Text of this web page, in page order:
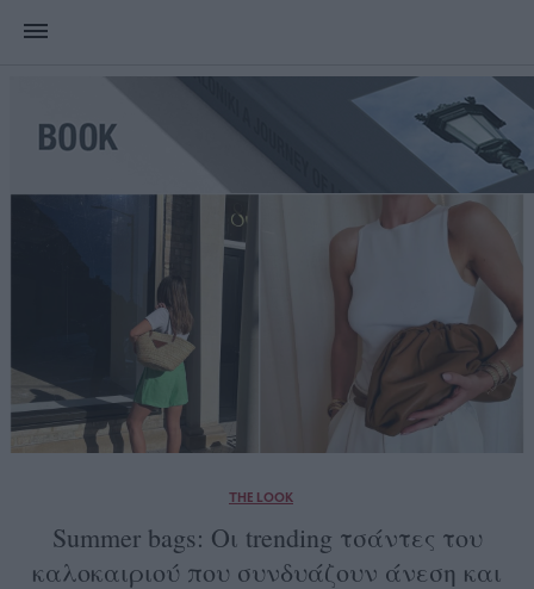
THE LOOK
Summer bags: Οι trending τσάντες του
καλοκαιριού που συνδυάζουν άνεση και